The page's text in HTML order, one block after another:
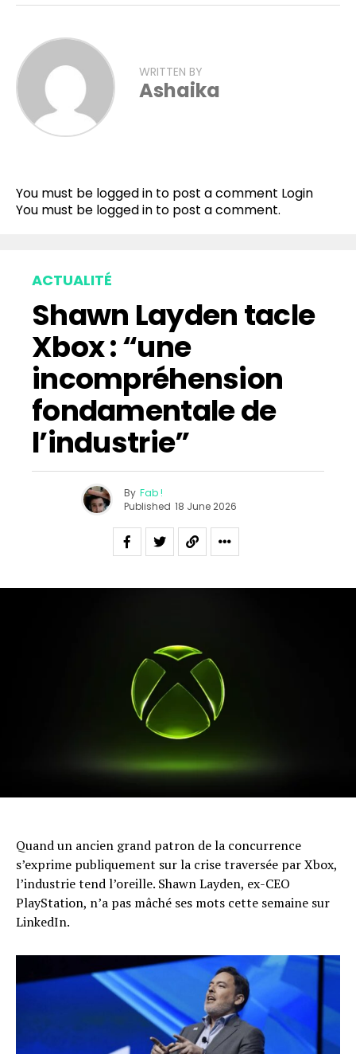
WRITTEN BY
Ashaika
You must be logged in to post a comment Login
You must be logged in to post a comment.
ACTUALITÉ
Shawn Layden tacle
Xbox : “une
incompréhension
fondamentale de
l’industrie”
By Fab !
Published 18 June 2026
Quand un ancien grand patron de la concurrence
s’exprime publiquement sur la crise traversée par Xbox,
l’industrie tend l’oreille. Shawn Layden, ex-CEO
PlayStation, n’a pas mâché ses mots cette semaine sur
LinkedIn.
Pinterest